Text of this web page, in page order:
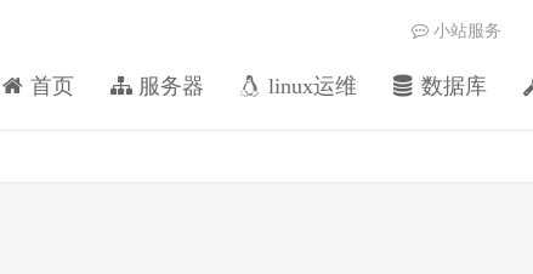
首页 服务器 linux运维 数据库
小站服务